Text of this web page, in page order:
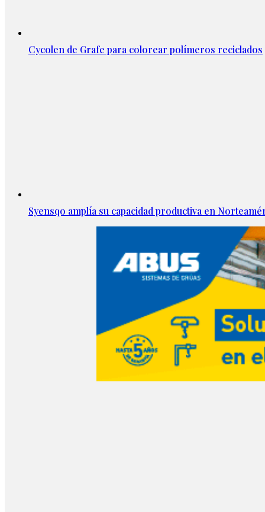
Cycolen de Grafe para colorear polímeros reciclados
Syensqo amplía su capacidad productiva en